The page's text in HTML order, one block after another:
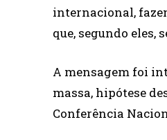
internacional,
que, segundo eles,
A mensagem foi
massa, hipótese
Conferência